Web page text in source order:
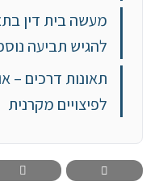
מעשה בית דין
להגיש תביעה
תאונות דרכים –
לפיצויים מקרנית